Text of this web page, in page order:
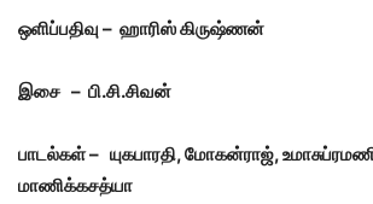
ஒளிப்பதிவு – ஹாரிஸ்கிருஷ்ணன்
இசை – பி.சி.சிவன்
பாடல்கள் – யுகபாரதி, மோகன்ராஜ்,
மாணிக்கசத்யா